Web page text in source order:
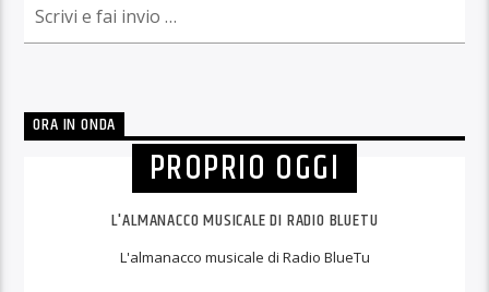
ORA IN ONDA
PROPRIO OGGI
L'ALMANACCO MUSICALE DI RADIO BLUETU
L'almanacco musicale di Radio BlueTu